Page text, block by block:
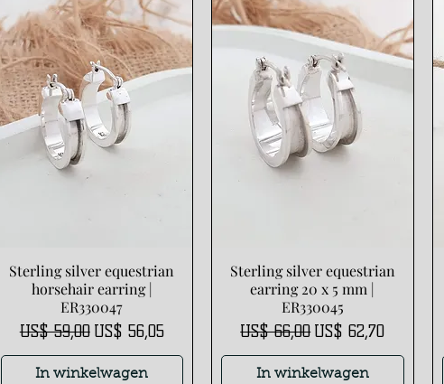
Snel overzicht
Sterling silver equestrian
horsehair earring |
ER330047
Normale prijs
US$ 59,00 Verkoopprijs
US$ 56,05
In winkelwagen
Snel overzicht
Sterling silver equestrian
earring 20 x 5 mm |
ER330045
Normale prijs
US$ 66,00 Verkoopprijs
US$ 62,70
In winkelwagen